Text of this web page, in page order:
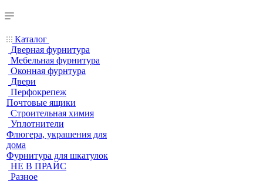
Каталог
Дверная фурнитура
Мебельная фурнитура
Оконная фурнтура
Двери
Перфокрепеж
Почтовые ящики
Строительная химия
Уплотнители
Флюгера, украшения для
дома
Фурнитура для шкатулок
НЕ В ПРАЙС
Разное